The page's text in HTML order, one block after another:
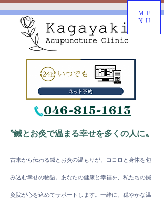
ME
NU
046-815-1613
〝鍼とお灸で温まる幸せを多くの人に〟
古来から伝わる鍼とお灸の温もりが、ココロと身体を包
み込む幸せの物語。 ​あなたの健康と幸福を、私たちの鍼
灸院が心を込めてサポートします。一緒に、穏やかな温